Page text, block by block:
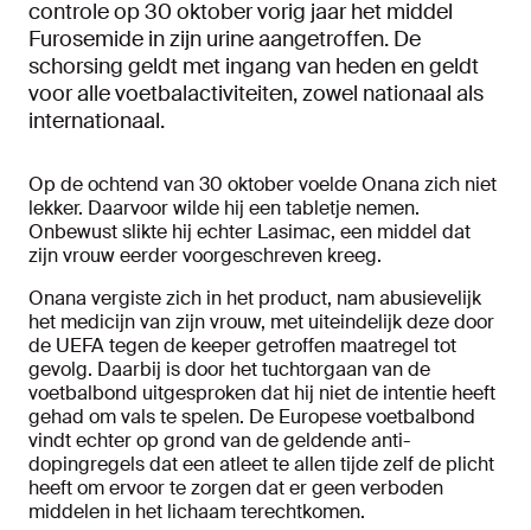
controle op 30 oktober vorig jaar het middel
Furosemide in zijn urine aangetroffen. De
schorsing geldt met ingang van heden en geldt
voor alle voetbalactiviteiten, zowel nationaal als
internationaal.
Op de ochtend van 30 oktober voelde Onana zich niet
lekker. Daarvoor wilde hij een tabletje nemen.
Onbewust slikte hij echter Lasimac, een middel dat
zijn vrouw eerder voorgeschreven kreeg.
Onana vergiste zich in het product, nam abusievelijk
het medicijn van zijn vrouw, met uiteindelijk deze door
de UEFA tegen de keeper getroffen maatregel tot
gevolg. Daarbij is door het tuchtorgaan van de
voetbalbond uitgesproken dat hij niet de intentie heeft
gehad om vals te spelen. De Europese voetbalbond
vindt echter op grond van de geldende anti-
dopingregels dat een atleet te allen tijde zelf de plicht
heeft om ervoor te zorgen dat er geen verboden
middelen in het lichaam terechtkomen.